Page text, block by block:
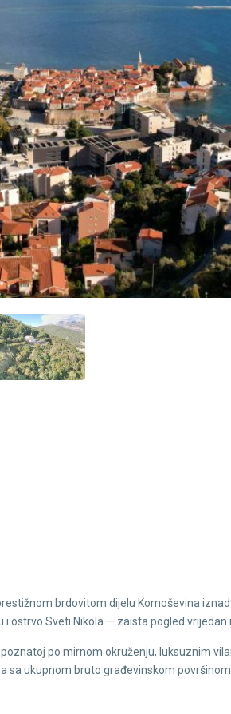
brdovitom dijelu Komoševina
ostrvo Sveti Nikola — zaista pogled vrijedan
po mirnom okruženju, luksuznim
ukupnom bruto građevinskom površinom